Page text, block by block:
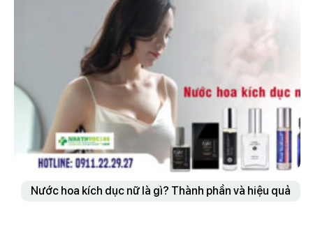
Nước hoa kích dục nữ là gì? Thành phần và hiệu quả